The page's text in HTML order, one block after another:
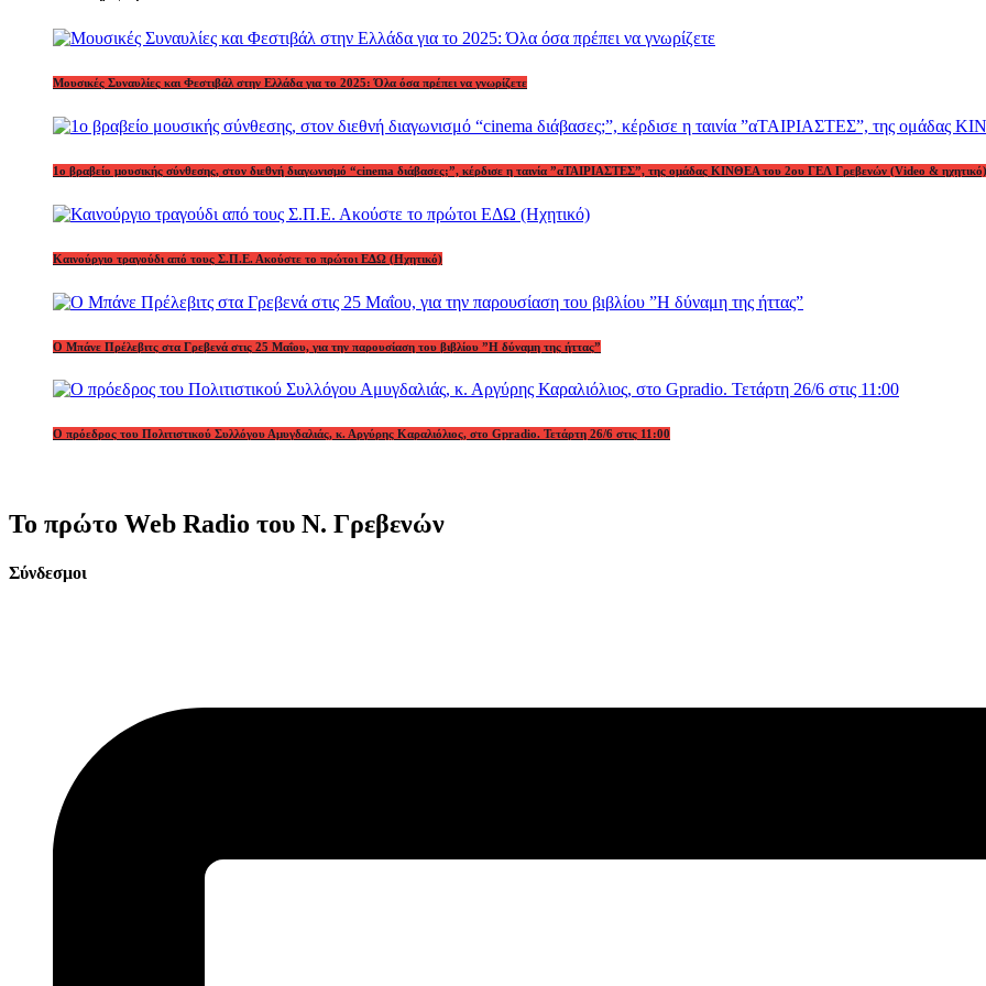
Μουσικές Συναυλίες και Φεστιβάλ στην Ελλάδα για το 2025: Όλα όσα πρέπει να γνωρίζετε
1o βραβείο μουσικής σύνθεσης, στον διεθνή διαγωνισμό “cinema διάβασες;”, κέρδισε η ταινία ”αΤΑΙΡΙΑΣΤΕΣ”, της ομάδας ΚΙΝΘΕΑ του 2ου ΓΕΛ Γρεβενών (Video & ηχητικό)
Καινούργιο τραγούδι από τους Σ.Π.Ε. Ακούστε το πρώτοι ΕΔΩ (Ηχητικό)
Ο Μπάνε Πρέλεβιτς στα Γρεβενά στις 25 Μαΐου, για την παρουσίαση του βιβλίου ”Η δύναμη της ήττας”
Ο πρόεδρος του Πολιτιστικού Συλλόγου Αμυγδαλιάς, κ. Αργύρης Καραλιόλιος, στο Gpradio. Τετάρτη 26/6 στις 11:00
Το πρώτο Web Radio του Ν. Γρεβενών
Σύνδεσμοι